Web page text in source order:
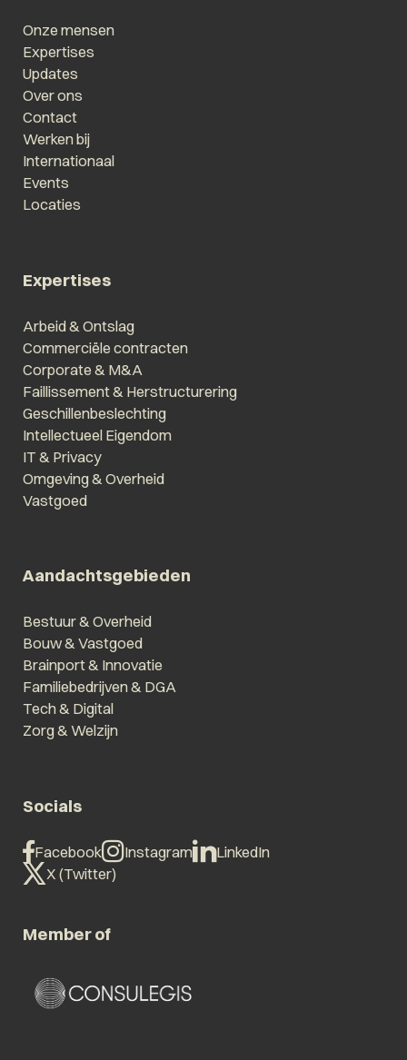
Onze mensen
Expertises
Updates
Over ons
Contact
Werken bij
Internationaal
Events
Locaties
Expertises
Arbeid & Ontslag
Commerciële contracten
Corporate & M&A
Faillissement & Herstructurering
Geschillenbeslechting
Intellectueel Eigendom
IT & Privacy
Omgeving & Overheid
Vastgoed
Aandachtsgebieden
Bestuur & Overheid
Bouw & Vastgoed
Brainport & Innovatie
Familiebedrijven & DGA
Tech & Digital
Zorg & Welzijn
Socials
Facebook Instagram
LinkedIn
X (Twitter)
Member of